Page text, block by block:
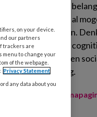
hebben een
kinderen op al
te stimuleren.
motorische,
lichamelijke en
ontwikkeling.
Naar de
on your device.
our partners
trackers are
menu to change your
of the webpage.
Privacy Statement
any data about you